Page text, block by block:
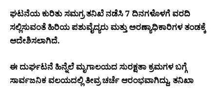
ಘಟನೆಯ ಕುರಿತು ಸಮಗ್ರ ತನಿಖೆ ನಡೆಸಿ 7 ದಿನಗಳೊಳಗೆ ವರದಿ
ಸಲ್ಲಿಸುವಂತೆ ಹಿರಿಯ ಪಶುವೈದ್ಯರು ಮತ್ತು ಅರಣ್ಯಾಧಿಕಾರಿಗಳ ತಂಡಕ್ಕೆ
ಆದೇಶಿಸಲಾಗಿದೆ.
ಈ ದುರ್ಘಟನೆ ಹಿನ್ನೆಲೆ ಮೃಗಾಲಯದ ಸುರಕ್ಷತಾ ಕ್ರಮಗಳ ಬಗ್ಗೆ
ಸಾರ್ವಜನಿಕ ವಲಯದಲ್ಲಿ ತೀವ್ರ ಚರ್ಚೆ ಆರಂಭವಾಗಿದ್ದು, ತನಿಖಾ